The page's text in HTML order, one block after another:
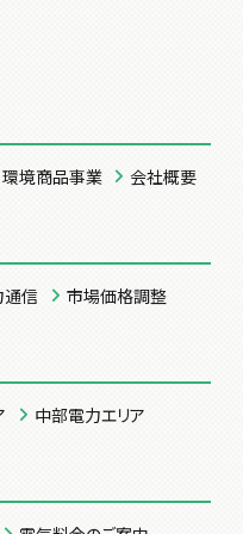
環境商品事業 会社概要
通信 市場価格調整
中部電力エリア